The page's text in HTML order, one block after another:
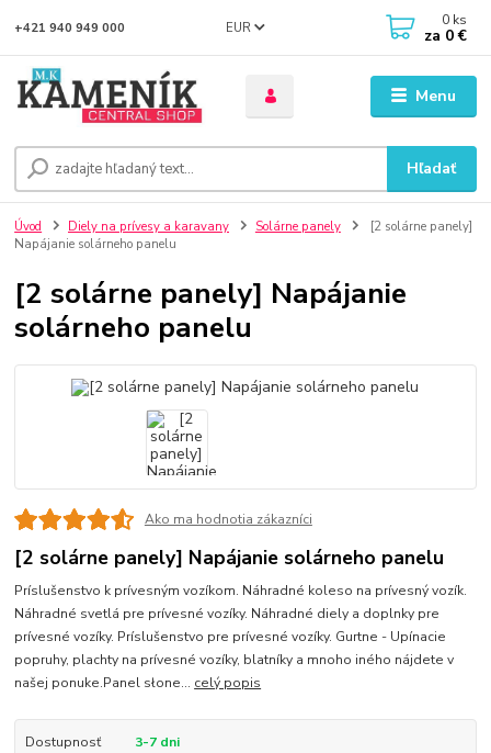
Menu
EUR
Hľadať
+421 940 949 000 0 ks
za 0 €
Úvod Diely na prívesy a karavany Solárne panely
[2 solárne panely]
Napájanie solárneho panelu
[2 solárne panely] Napájanie
solárneho panelu
Ako ma hodnotia zákazníci
[2 solárne panely] Napájanie solárneho panelu
Príslušenstvo k prívesným vozíkom. Náhradné koleso na prívesný vozík.
Náhradné svetlá pre prívesné vozíky. Náhradné diely a doplnky pre
prívesné vozíky. Príslušenstvo pre prívesné vozíky. Gurtne - Upínacie
popruhy, plachty na prívesné vozíky, blatníky a mnoho iného nájdete v
našej ponuke.Panel słone... celý popis
Dostupnosť 3-7 dni